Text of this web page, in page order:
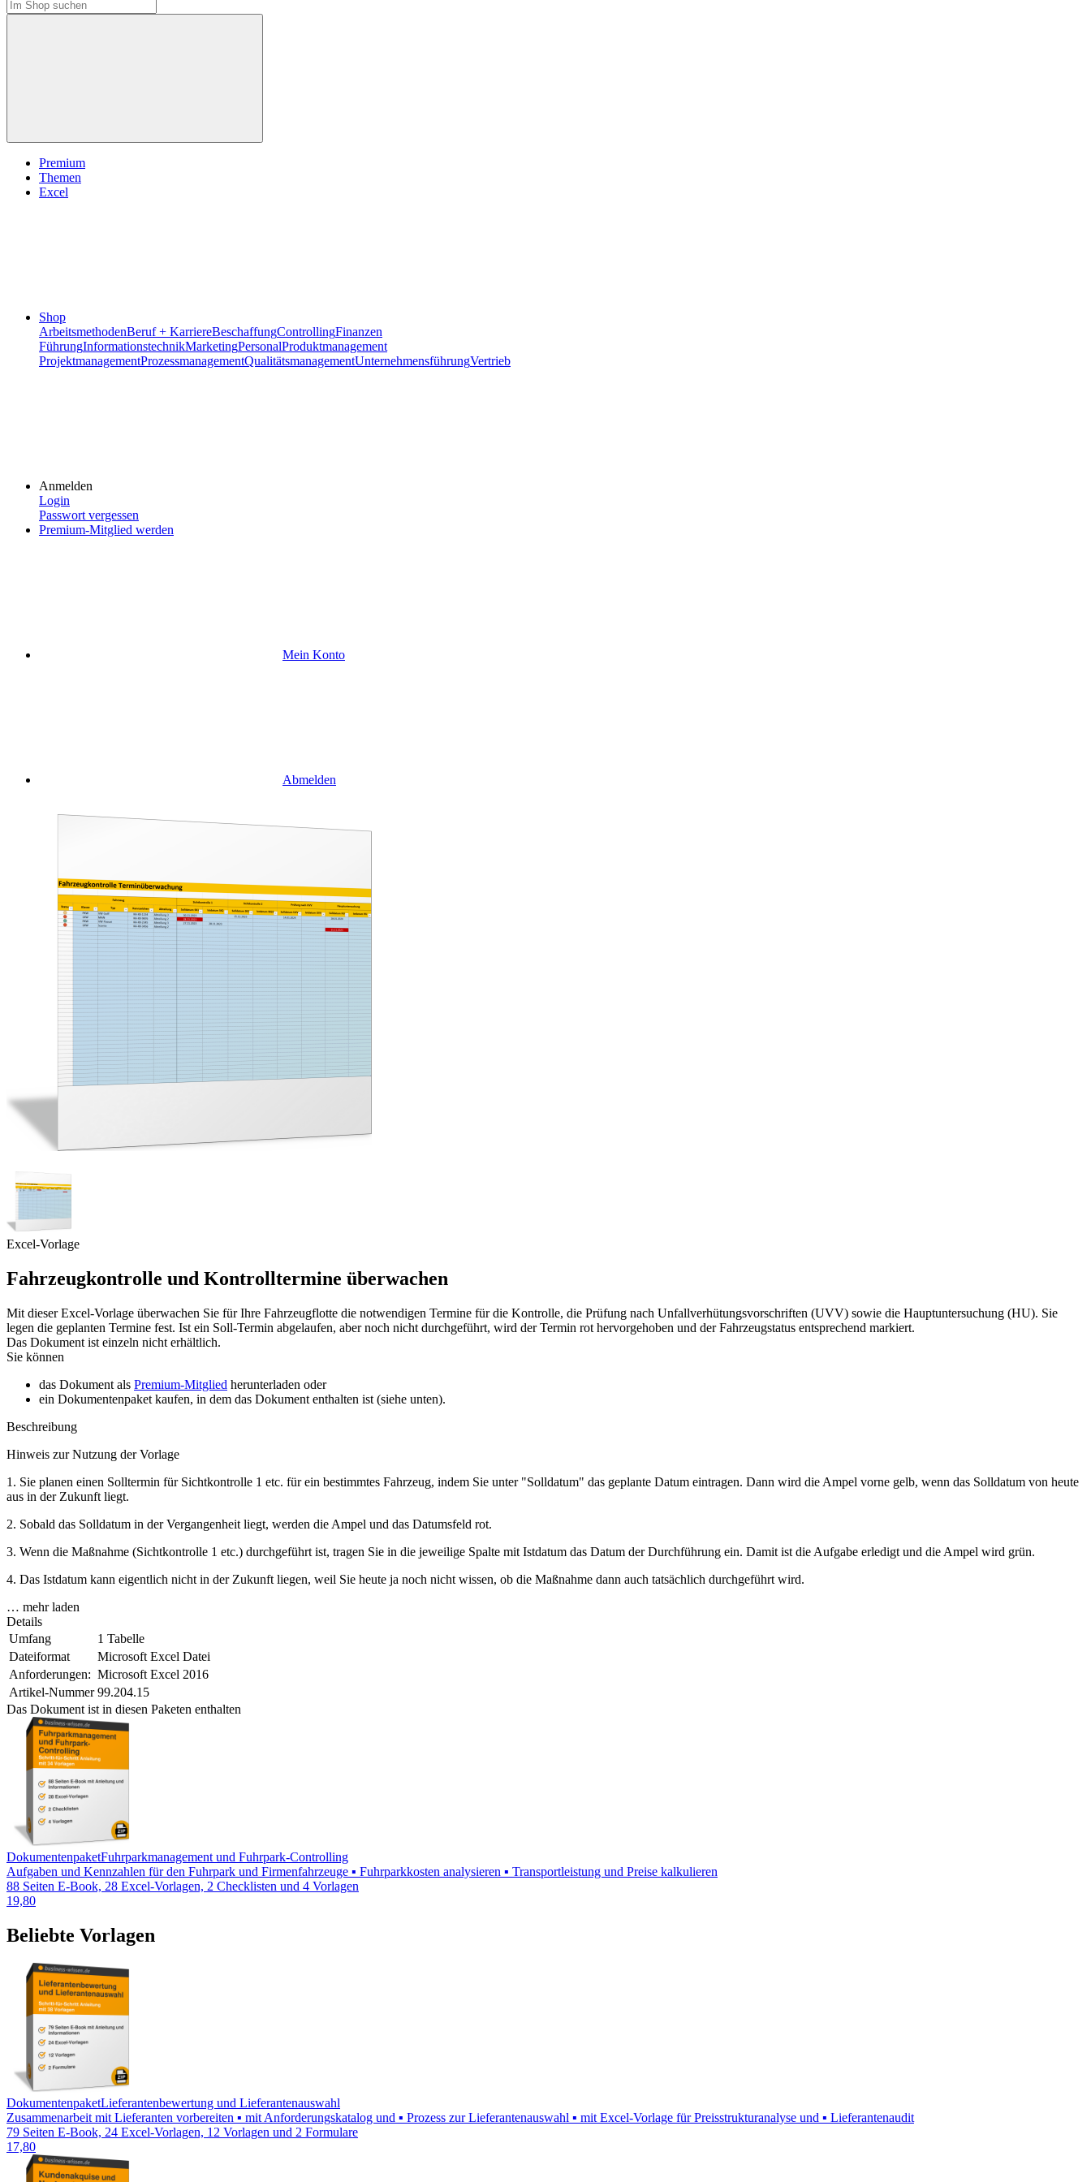
Premium
Themen
Excel
Shop
ArbeitsmethodenBeruf + KarriereBeschaffungControllingFinanzen
FührungInformationstechnikMarketingPersonalProduktmanagement
ProjektmanagementProzessmanagementQualitätsmanagementUnternehmensführungVertrieb
Anmelden
Login
Passwort vergessen
Premium-Mitglied werden
Mein Konto
Abmelden
Excel-Vorlage
Fahrzeugkontrolle und Kontrolltermine überwachen
Mit dieser Excel-Vorlage überwachen Sie für Ihre Fahrzeugflotte die notwendigen Termine für die Kontrolle, die Prüfung nach Unfallverhütungsvorschriften (UVV) sowie die Hauptuntersuchung (HU). Sie
legen die geplanten Termine fest. Ist ein Soll-Termin abgelaufen, aber noch nicht durchgeführt, wird der Termin rot hervorgehoben und der Fahrzeugstatus entsprechend markiert.
Das Dokument ist einzeln nicht erhältlich.
Sie können
das Dokument als Premium-Mitglied herunterladen oder
ein Dokumentenpaket kaufen, in dem das Dokument enthalten ist (siehe unten).
Beschreibung
Hinweis zur Nutzung der Vorlage
1. Sie planen einen Solltermin für Sichtkontrolle 1 etc. für ein bestimmtes Fahrzeug, indem Sie unter "Solldatum" das geplante Datum eintragen. Dann wird die Ampel vorne gelb, wenn das Solldatum von heute
aus in der Zukunft liegt.
2. Sobald das Solldatum in der Vergangenheit liegt, werden die Ampel und das Datumsfeld rot.
3. Wenn die Maßnahme (Sichtkontrolle 1 etc.) durchgeführt ist, tragen Sie in die jeweilige Spalte mit Istdatum das Datum der Durchführung ein. Damit ist die Aufgabe erledigt und die Ampel wird grün.
4. Das Istdatum kann eigentlich nicht in der Zukunft liegen, weil Sie heute ja noch nicht wissen, ob die Maßnahme dann auch tatsächlich durchgeführt wird.
… mehr laden
Details
Umfang
1 Tabelle
Dateiformat
Microsoft Excel Datei
Anforderungen: Microsoft Excel 2016
Artikel-Nummer 99.204.15
Das Dokument ist in diesen Paketen enthalten
DokumentenpaketFuhrparkmanagement und Fuhrpark-Controlling
Aufgaben und Kennzahlen für den Fuhrpark und Firmenfahrzeuge ▪ Fuhrparkkosten analysieren ▪ Transportleistung und Preise kalkulieren
88 Seiten E-Book, 28 Excel-Vorlagen, 2 Checklisten und 4 Vorlagen
19,80
Beliebte Vorlagen
DokumentenpaketLieferantenbewertung und Lieferantenauswahl
Zusammenarbeit mit Lieferanten vorbereiten ▪ mit Anforderungskatalog und ▪ Prozess zur Lieferantenauswahl ▪ mit Excel-Vorlage für Preisstrukturanalyse und ▪ Lieferantenaudit
79 Seiten E-Book, 24 Excel-Vorlagen, 12 Vorlagen und 2 Formulare
17,80